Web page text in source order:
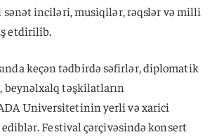
inciləri, musiqilər, rəqslər və milli
etdirilib.
keçən tədbirdə səfirlər, diplomatik
beynəlxalq təşkilatların
Universitetinin yerli və xarici
Festival çərçivəsində konsert